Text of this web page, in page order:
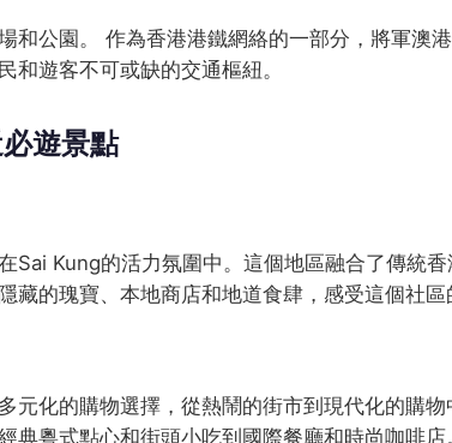
和公園。 作為香港港鐵網絡的一部分，將軍澳
和遊客不可或缺的交通樞紐。
遊景點
Sai Kung的活力氛圍中。這個地區融合了傳統
藏的瑰寶、本地商店和地道食肆，感受這個社區
元化的購物選擇，從熱鬧的街市到現代化的購
典粵式點心和街頭小吃到國際餐廳和時尚咖啡